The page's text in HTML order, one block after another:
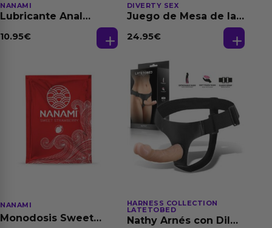
NANAMI
Lubricante Anal
Dilatación Base Agua
10.95€
DIVERTY SEX
Juego de Mesa de las
24.95€
NANAMI
Monodosis Sweet
HARNESS COLLECTION
LATETOBED
Nathy Arnés con Dildo